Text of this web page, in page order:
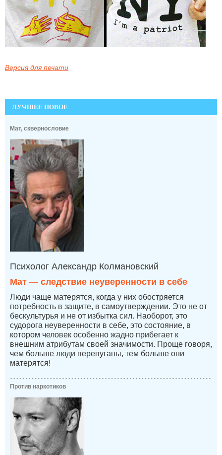
Версия для печати
ЛУЧШЕЕ НОВОЕ
Мат, сквернословие
Психолог Александр Колмановский
Мат — следствие неуверенности в себе
Люди чаще матерятся, когда у них обостряется
потребность в защите, в самоутверждении. Это не от
бескультурья и не от избытка сил. Наоборот, это
судорога неуверенности в себе, это состояние, в
котором человек особенно жадно прибегает к
внешним атрибутам своей значимости. Проще говоря,
чем больше люди перепуганы, тем больше они
матерятся!
Против наркотиков